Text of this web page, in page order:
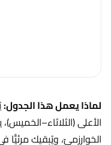
لماذا يعمل هذا الجدول:
الأعلى
الخوارزميّ، ويُبقيك